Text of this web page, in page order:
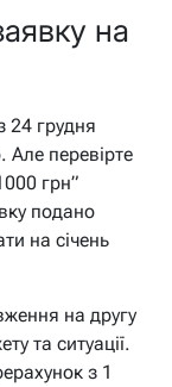
на
24 грудня
Але перевірте
грн”
подано
на січень
на другу
та ситуації.
з 1